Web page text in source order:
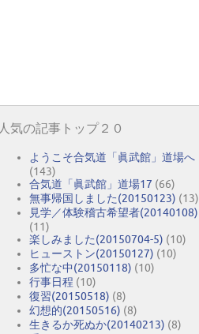
人気の記事トップ２０
ようこそ合気道「眞武館」道場へ
(143)
合気道「眞武館」道場17 (66)
無事帰国しました(20150123) (13)
見学／体験稽古希望者(20140108)
(11)
楽しみました(20150704-5) (10)
ヒューストン(20150127) (10)
多忙な中(20150118) (10)
行事日程 (10)
復習(20150518) (8)
幻想的(20150516) (8)
生きるか死ぬか(20140213) (8)